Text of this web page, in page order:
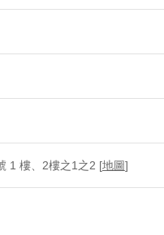
1 樓、2樓之1之2 [地圖]